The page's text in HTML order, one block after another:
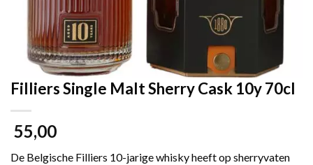
Filliers Single Malt Sherry Cask 10y 70cl
55,00
De Belgische Filliers 10-jarige whisky heeft op sherryvaten